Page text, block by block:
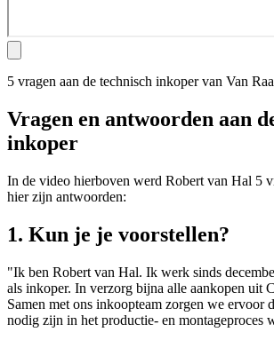
5 vragen aan de technisch inkoper van Van
Vragen en antwoorden aan
inkoper
In de video hierboven werd Robert van Hal 5
hier zijn antwoorden:
1. Kun je je voorstellen?
"Ik ben Robert van Hal. Ik werk sinds
als inkoper. In verzorg bijna alle aankopen uit
Samen met ons inkoopteam zorgen we ervoor
nodig zijn in het productie- en montageproces